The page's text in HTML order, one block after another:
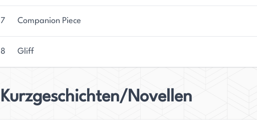
7 Companion Piece
8 Gliff
Kurzgeschichten/Novellen